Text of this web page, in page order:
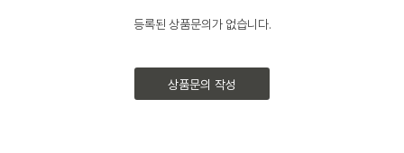
등록된 상품문의가 없습니다.
상품문의 작성